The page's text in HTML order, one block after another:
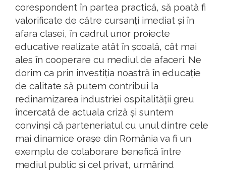
corespondent în partea practică, să poată fi
valorificate de către cursanți imediat și în
afara clasei, în cadrul unor proiecte
educative realizate atât în școală, cât mai
ales în cooperare cu mediul de afaceri. Ne
dorim ca prin investiția noastră în educație
de calitate să putem contribui la
redinamizarea industriei ospitalității greu
încercată de actuala criză și suntem
convinși că parteneriatul cu unul dintre cele
mai dinamice orașe din România va fi un
exemplu de colaborare benefică între
mediul public și cel privat, urmărind